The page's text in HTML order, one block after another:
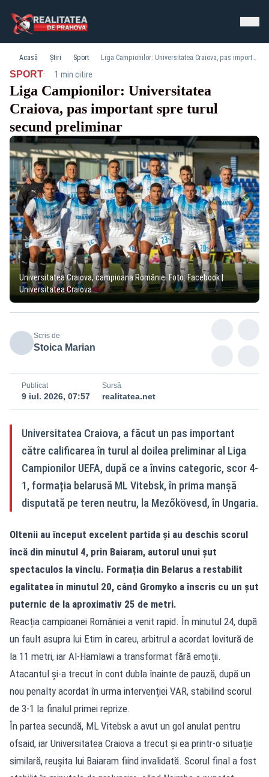
Acasă Știri Sport Liga Campionilor: Universitatea Craiova, pas important spre turul secund preliminar
SPORT· 1 min citire
Liga Campionilor: Universitatea
Craiova, pas important spre turul
secund preliminar
Universitatea Craiova, campioana României Foto: Facebook |
Universitatea Craiova
Scris de
Stoica Marian
Publicat
9 iul. 2026, 07:57
Sursă
realitatea.net
Universitatea Craiova, a făcut un pas important
către calificarea în turul al doilea preliminar al Liga
Campionilor UEFA, după ce a învins categoric, scor 4-
1, formația belarusă ML Vitebsk, în prima manșă
disputată pe teren neutru, la Mezőkövesd, în Ungaria.
Oltenii au început excelent partida și au deschis scorul
încă din minutul 4, prin Baiaram, autorul unui șut
spectaculos la vinclu. Formația din Belarus a restabilit
egalitatea în minutul 20, când Gromyko a înscris cu un șut
puternic de la aproximativ 25 de metri.
Reacția campioanei României a venit rapid. În minutul 24, după
un fault asupra lui Etim în careu, arbitrul a acordat lovitură de
la 11 metri, iar Al-Hamlawi a transformat fără emoții.
Atacantul și-a trecut în cont dubla înainte de pauză, după un
nou penalty acordat în urma intervenției VAR, stabilind scorul
de 3-1 la finalul primei reprize.
În partea secundă, ML Vitebsk a avut un gol anulat pentru
ofsaid, iar Universitatea Craiova a trecut și ea printr-o situație
similară, reușita lui Baiaram fiind invalidată. Scorul final a fost